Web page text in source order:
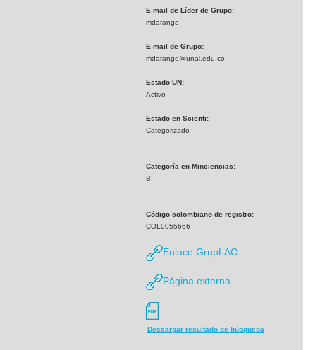
E-mail de Líder de Grupo:
mdarango
E-mail de Grupo:
mdarango@unal.edu.co
Estado UN:
Activo
Estado en Scienti:
Categorizado
Categoría en Minciencias:
B
Código colombiano de registro:
COL0055666
Enlace GrupLAC
Página externa
Descargar resultado de búsqueda